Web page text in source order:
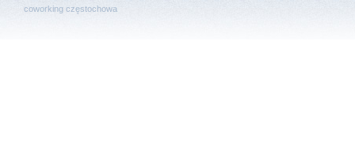
coworking częstochowa